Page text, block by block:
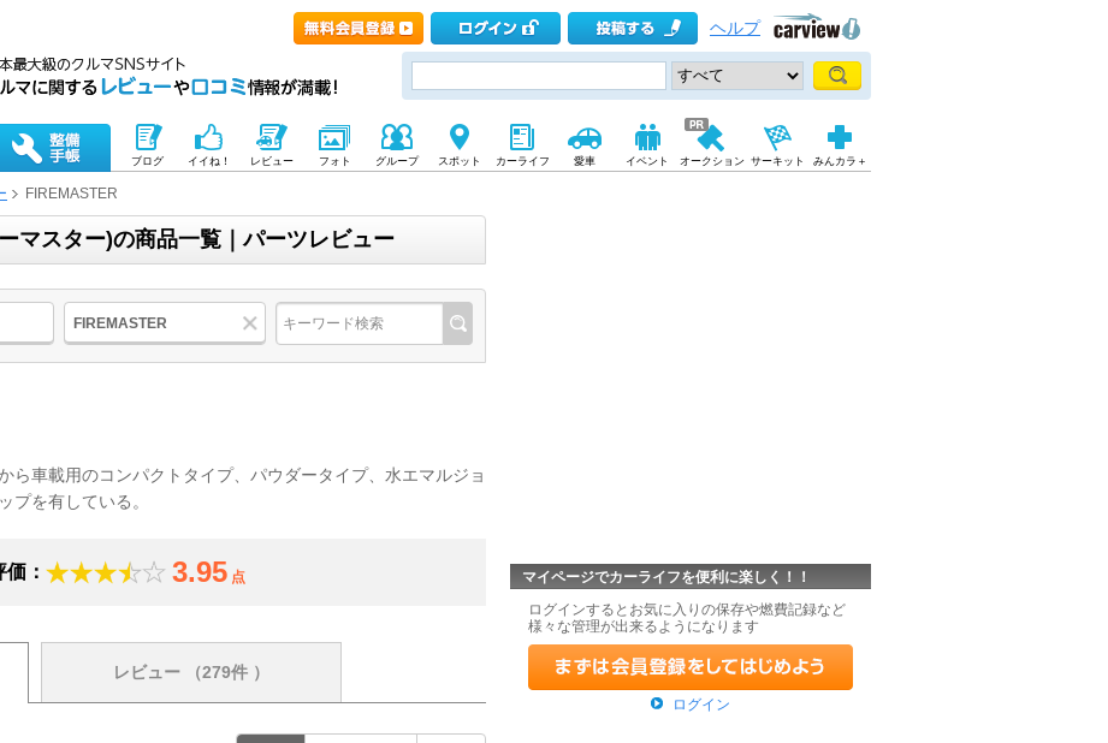
ヘルプ
ブログ イイね！ レビュー フォト グループ スポット カーライフ 愛車 イベント オークション サーキット みんカラ＋
FIREMASTER
マスター)の商品一覧｜パーツレビュー
FIREMASTER
ら車載用のコンパクトタイプ、パウダータイプ、水エマルジョ
プを有している。
： 3.95 点
レビュー （279件 ）
マイページでカーライフを便利に楽しく！！
ログインするとお気に入りの保存や燃費記録など
様々な管理が出来るようになります
ログイン